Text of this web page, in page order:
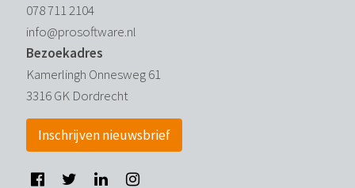
078 711 2104
info@prosoftware.nl
Bezoekadres
Kamerlingh Onnesweg 61
3316 GK Dordrecht
Inschrijven nieuwsbrief